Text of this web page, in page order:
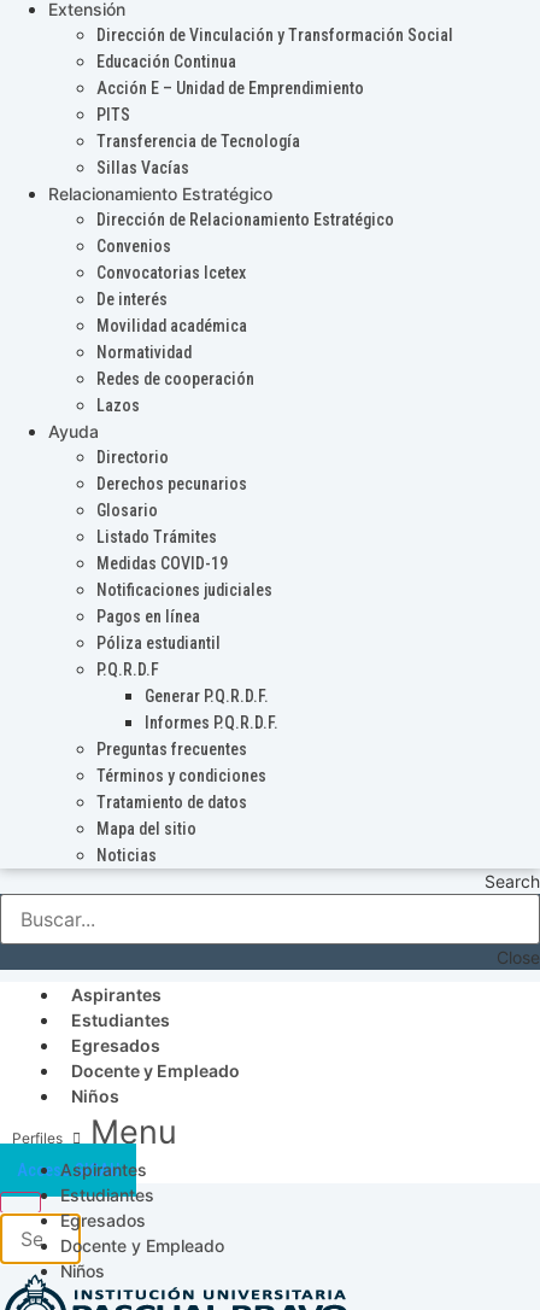
Extensión
Dirección de Vinculación y Transformación Social
Educación Continua
Acción E – Unidad de Emprendimiento
PITS
Transferencia de Tecnología
Sillas Vacías
Relacionamiento Estratégico
Dirección de Relacionamiento Estratégico
Convenios
Convocatorias Icetex
De interés
Movilidad académica
Normatividad
Redes de cooperación
Lazos
Ayuda
Directorio
Derechos pecunarios
Glosario
Listado Trámites
Medidas COVID-19
Notificaciones judiciales
Pagos en línea
Póliza estudiantil
P.Q.R.D.F
Generar P.Q.R.D.F.
Informes P.Q.R.D.F.
Preguntas frecuentes
Términos y condiciones
Tratamiento de datos
Mapa del sitio
Noticias
Search
Close
Aspirantes
Estudiantes
Egresados
Docente y Empleado
Niños
Menu
Aspirantes
Estudiantes
Egresados
Docente y Empleado
Niños
Acceso SICAU